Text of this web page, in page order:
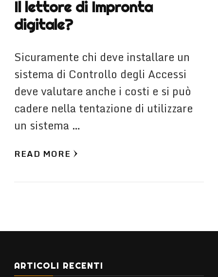
Il lettore di Impronta
digitale?
Sicuramente chi deve installare un
sistema di Controllo degli Accessi
deve valutare anche i costi e si può
cadere nella tentazione di utilizzare
un sistema …
READ MORE
ARTICOLI RECENTI